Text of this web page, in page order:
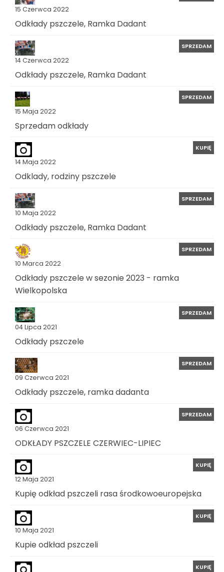
15 Czerwca 2022
Odkłady pszczele, Ramka Dadant
14 Czerwca 2022
SPRZEDAM
Odkłady pszczele, Ramka Dadant
15 Maja 2022
SPRZEDAM
Sprzedam odkłady
14 Maja 2022
KUPIĘ
Odklady, rodziny pszczele
10 Maja 2022
SPRZEDAM
Odkłady pszczele, Ramka Dadant
10 Marca 2022
SPRZEDAM
Odkłady pszczele w sezonie 2023 - ramka
Wielkopolska
04 Lipca 2021
SPRZEDAM
Odkłady pszczele
09 Czerwca 2021
SPRZEDAM
Odkłady pszczele, ramka dadanta
06 Czerwca 2021
SPRZEDAM
ODKŁADY PSZCZELE CZERWIEC-LIPIEC
12 Maja 2021
KUPIĘ
Kupię odkład pszczeli rasa środkowoeuropejska
10 Maja 2021
KUPIĘ
Kupie odkład pszczeli
KUPIĘ